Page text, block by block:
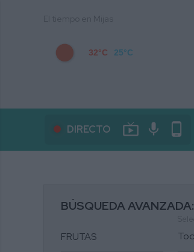
32°C 25°C
DIRECTO live_tv mic phone_android
BÚSQUEDA AVANZADA: